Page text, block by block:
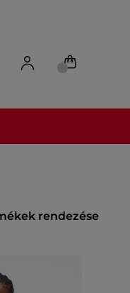
rendezése